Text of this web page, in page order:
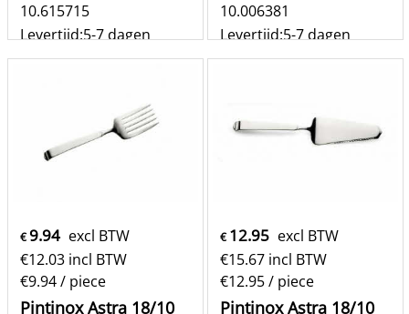
10.615715
Levertijd:5-7 dagen
st Bestel
10.006381
Levertijd:5-7 dagen
st Bestel
€9.94 excl BTW
€12.03 incl BTW
€9.94/ piece
Pintinox Astra 18/10
€ 12.95 excl BTW
€15.67 incl BTW
€12.95/ piece
Pintinox Astra 18/10